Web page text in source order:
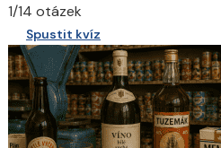
1/14 otázek
Spustit kvíz